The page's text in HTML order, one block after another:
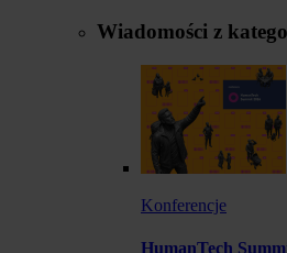
Wiadomości z
Konferencje
HumanTech